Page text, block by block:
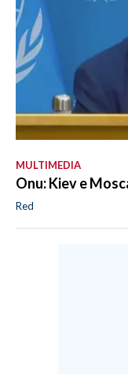
MULTIMEDIA
Onu: Kiev e
Red